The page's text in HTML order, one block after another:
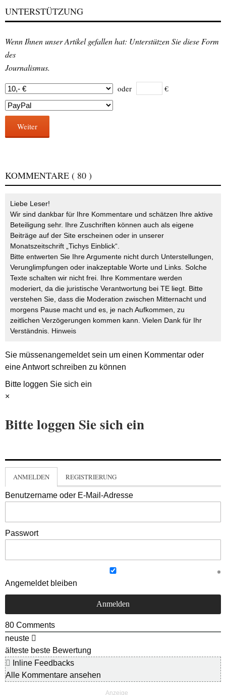
UNTERSTÜTZUNG
Wenn Ihnen unser Artikel gefallen hat: Unterstützen Sie diese Form
des
Journalismus.
oder €
Weiter
KOMMENTARE ( 80 )
Liebe Leser!
Wir sind dankbar für Ihre Kommentare und schätzen Ihre aktive
Beteiligung sehr. Ihre Zuschriften können auch als eigene
Beiträge auf der Site erscheinen oder in unserer
Monatszeitschrift „Tichys Einblick“.
Bitte entwerten Sie Ihre Argumente nicht durch Unterstellungen,
Verunglimpfungen oder inakzeptable Worte und Links. Solche
Texte schalten wir nicht frei. Ihre Kommentare werden
moderiert, da die juristische Verantwortung bei TE liegt. Bitte
verstehen Sie, dass die Moderation zwischen Mitternacht und
morgens Pause macht und es, je nach Aufkommen, zu
zeitlichen Verzögerungen kommen kann. Vielen Dank für Ihr
Verständnis. Hinweis
Sie müssenangemeldetsein um einen Kommentar oder
eine Antwort schreiben zu können
Bitte loggen Sie sich ein
×
Bitte loggen Sie sich ein
ANMELDEN REGISTRIERUNG
Benutzername oder E-Mail-Adresse
Passwort
Angemeldet bleiben
80 Comments
neuste
älteste beste Bewertung
Inline Feedbacks
Alle Kommentare ansehen